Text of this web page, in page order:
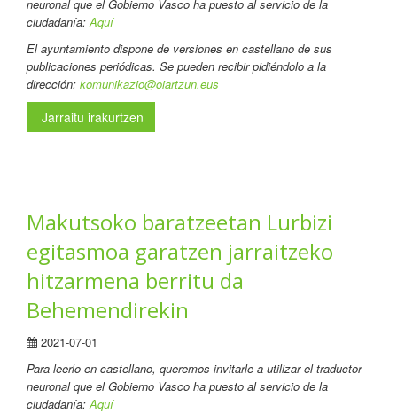
neuronal que el Gobierno Vasco ha puesto al servicio de la
ciudadanía:Aquí
El ayuntamiento dispone de versiones en castellano de sus
publicaciones periódicas. Se pueden recibir pidiéndolo a la
dirección: komunikazio@oiartzun.eus
Jarraitu irakurtzen
Makutsoko baratzeetan Lurbizi
egitasmoa garatzen jarraitzeko
hitzarmena berritu da
Behemendirekin
2021-07-01
Para leerlo en castellano, queremos invitarle a utilizar el traductor
neuronal que el Gobierno Vasco ha puesto al servicio de la
ciudadanía:Aquí